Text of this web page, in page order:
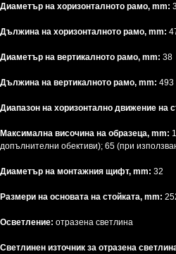
Диаметър на хоризонталното рамо, mm:
Дължина на хоризонталното рамо, mm:
Диаметър на вертикалното рамо, mm: 38
Дължина на вертикалното рамо, mm: 493
Диапазон на хоризонтално движение на
Максимална височина на образеца, mm:
допълнителни обективи); 65 (при
Диаметър на монтажния щифт, mm: 32
Размери на основата на стойката, mm:
Осветление: отразена светлина
Светлинен източник за отразена